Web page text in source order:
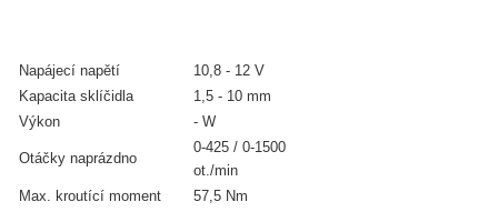
Napájecí napětí
10,8 - 12 V
Kapacita sklíčidla
1,5 - 10 mm
Výkon
- W
Otáčky naprázdno
0-425 / 0-1500
ot./min
Max. kroutící moment
57,5 Nm